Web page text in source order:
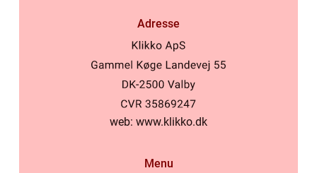
Adresse
web: www.klikko.dk
Menu